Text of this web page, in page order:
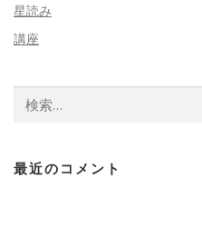
星読み
講座
索:
最近のコメント